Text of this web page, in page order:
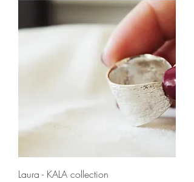
Laura - KALA collection